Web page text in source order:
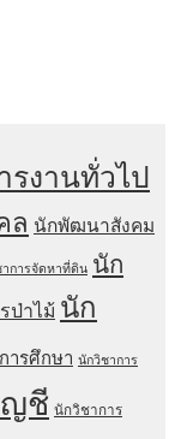
รงานทั่วไป
ล นักพัฒนาสังคม
าการจัดหาที่ดิน นัก
ป่าไม้ นัก
ารศึกษา นักวิชาการ
ญชี นักวิชาการ